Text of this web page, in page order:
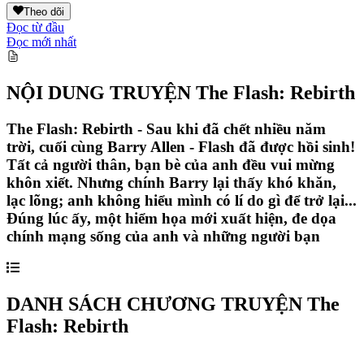
Theo dõi
Đọc từ đầu
Đọc mới nhất
NỘI DUNG TRUYỆN The Flash: Rebirth
The Flash: Rebirth - Sau khi đã chết nhiều năm
trời, cuối cùng Barry Allen - Flash đã được hồi sinh!
Tất cả người thân, bạn bè của anh đều vui mừng
khôn xiết. Nhưng chính Barry lại thấy khó khăn,
lạc lõng; anh không hiểu mình có lí do gì để trở lại...
Đúng lúc ấy, một hiểm họa mới xuất hiện, đe dọa
chính mạng sống của anh và những người bạn
DANH SÁCH CHƯƠNG TRUYỆN The
Flash: Rebirth